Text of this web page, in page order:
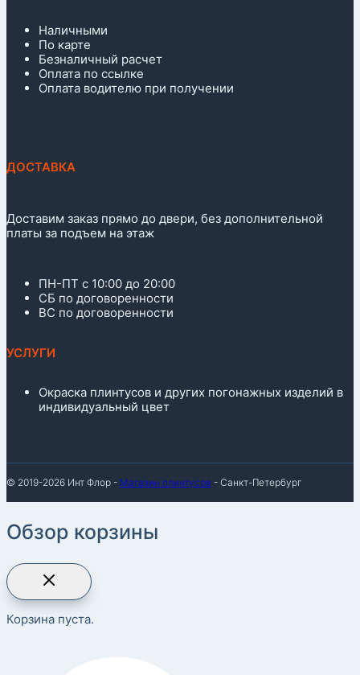
Наличными
По карте
Безналичный расчет
Оплата по ссылке
Оплата водителю при получении
ДОСТАВКА
Доставим заказ прямо до двери, без дополнительной
платы за подъем на этаж
ПН-ПТ с 10:00 до 20:00
СБ по договоренности
ВС по договоренности
УСЛУГИ
Окраска плинтусов и других погонажных изделий в
индивидуальный цвет
© 2019-2026 Инт Флор - Магазин плинтусов - Санкт-Петербург
Обзор корзины
Корзина пуста.